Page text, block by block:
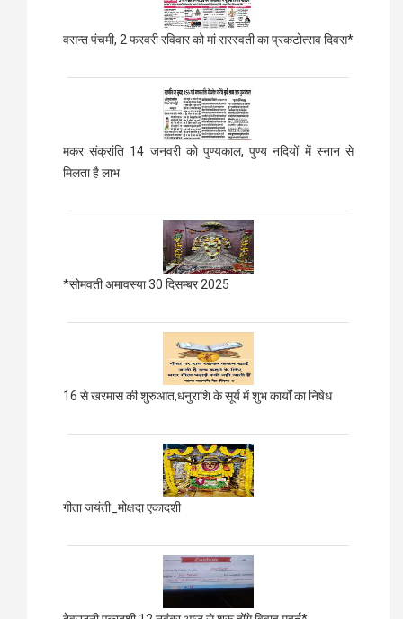
वसन्त पंचमी, 2 फरवरी रविवार को मां सरस्वती का प्रकटोत्सव दिवस*
मकर संक्रांति 14 जनवरी को पुण्यकाल, पुण्य नदियों में स्नान से
मिलता है लाभ
*सोमवती अमावस्या 30 दिसम्बर 2025
16 से खरमास की शुरुआत,धनुराशि के सूर्य में शुभ कार्यों का निषेध
गीता जयंती_मोक्षदा एकादशी